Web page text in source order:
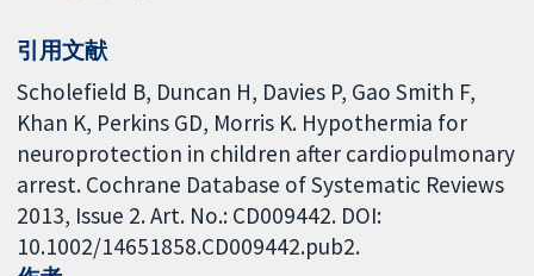
引用文献
Scholefield B, Duncan H, Davies P, Gao Smith F,
Khan K, Perkins GD, Morris K. Hypothermia for
neuroprotection in children after cardiopulmonary
arrest. Cochrane Database of Systematic Reviews
2013, Issue 2. Art. No.: CD009442. DOI:
10.1002/14651858.CD009442.pub2.